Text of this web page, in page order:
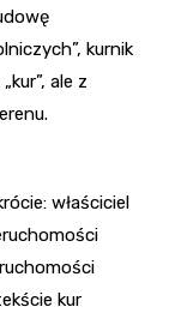
kurnik
ale z
właściciel
kur